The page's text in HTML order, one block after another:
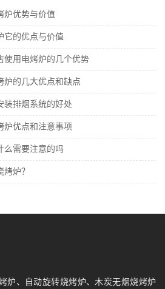
炉优势与价值
它的优点与价值
使用电烤炉的几个优势
炉的几大优点和缺点
装排烟系统的好处
炉优点和注意事项
么需要注意的吗
炉？
炉、自动旋转烧烤炉、木炭无烟烧烤炉